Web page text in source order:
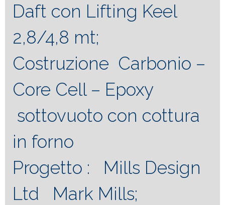
Daft con Lifting Keel
2,8/4,8 mt;
Costruzione Carbonio –
Core Cell – Epoxy
sottovuoto con cottura
in forno
Progetto : Mills Design
Ltd Mark Mills;